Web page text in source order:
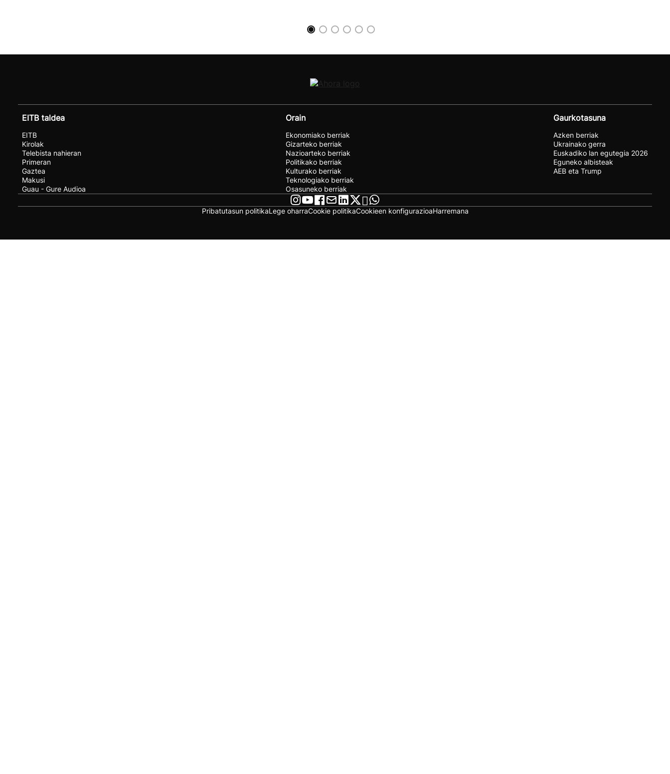
EITB taldea
EITB
Kirolak
Telebista nahieran
Primeran
Gaztea
Makusi
Guau - Gure Audioa
Orain
Ekonomiako berriak
Gizarteko berriak
Nazioarteko berriak
Politikako berriak
Kulturako berriak
Teknologiako berriak
Osasuneko berriak
Gaurkotasuna
Azken berriak
Ukrainako gerra
Euskadiko lan egutegia 2026
Eguneko albisteak
AEB eta Trump
Pribatutasun politikaLege oharraCookie politikaCookieen konfigurazioaHarremana